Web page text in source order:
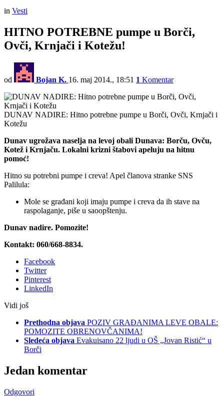
in Vesti
HITNO POTREBNE pumpe u Borči,
Ovči, Krnjači i Kotežu!
od Bojan K. 16. maj 2014., 18:51 1 Komentar
DUNAV NADIRE: Hitno potrebne pumpe u Borči, Ovči, Krnjači i
Kotežu
Dunav ugrožava naselja na levoj obali Dunava: Borču, Ovču,
Kotež i Krnjaču. Lokalni krizni štabovi apeluju na hitnu
pomoć!
Hitno su potrebni pumpe i creva! Apel članova stranke SNS
Palilula:
Mole se građani koji imaju pumpe i creva da ih stave na
raspolaganje, piše u saoopštenju.
Dunav nadire. Pomozite!
Kontakt: 060/668-8834.
Facebook
Twitter
Pinterest
LinkedIn
Vidi još
Prethodna objava POZIV GRAĐANIMA LEVE OBALE:
POMOZITE OBRENOVČANIMA!
Sledeća objava Evakuisano 22 ljudi u OŠ „Jovan Ristić“ u
Borči
Jedan komentar
Odgovori